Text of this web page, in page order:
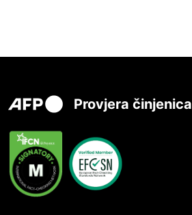
Provjera činjenica